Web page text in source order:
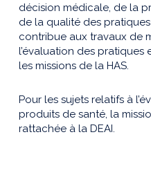
décision médicale, de la
de la qualité des
contribue aux travaux de
l’évaluation des pratiques
les missions de la HAS.
Pour les sujets relatifs à
produits de santé, la
rattachée à la DEAI.